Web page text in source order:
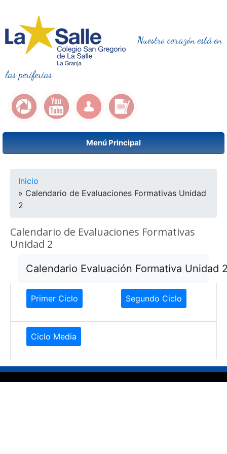
Nuestro corazón está en
las periferias
Menú Principal
Se encuentra usted aquí
Inicio
» Calendario de Evaluaciones Formativas Unidad
2
Calendario de Evaluaciones Formativas
Unidad 2
Calendario Evaluación Formativa Unidad
Primer Ciclo Segundo Ciclo
Ciclo Media